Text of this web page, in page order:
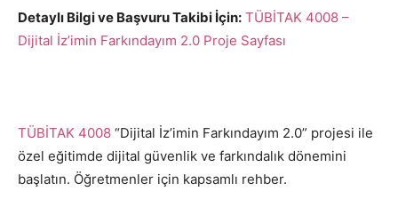
Detaylı Bilgi ve Başvuru Takibi İçin: TÜBİTAK 4008 –
Dijital İz’imin Farkındayım 2.0 Proje Sayfası
TÜBİTAK 4008 “Dijital İz’imin Farkındayım 2.0” projesi ile
özel eğitimde dijital güvenlik ve farkındalık dönemini
başlatın. Öğretmenler için kapsamlı rehber.